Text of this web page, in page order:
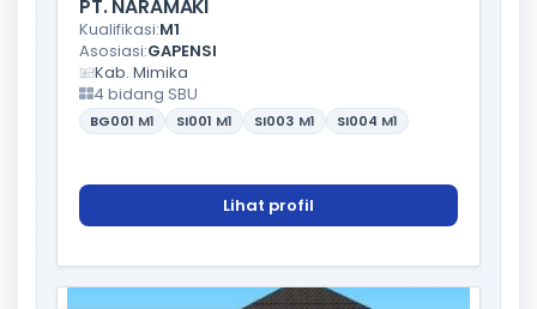
PT. NARAMAKI
Kualifikasi:M1
Asosiasi:GAPENSI
Kab. Mimika
4 bidang SBU
BG001 M1 SI001 M1 SI003 M1 SI004 M1
Lihat profil